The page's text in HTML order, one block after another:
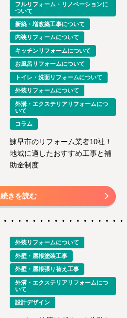
フルリフォーム・リノベーションに
ついて
新築・増改築工事について
内装リフォームについて
キッチンリフォームについて
お風呂リフォームについて
トイレ・洗面リフォームについて
外装リフォームについて
外溝・エクステリアリフォームにつ
いて
コラム
諫早市のリフォーム業者10社！
地域に適したおすすめ工事と補
助金制度
続きを読む
外装リフォームについて
外壁・屋根塗装工事
外壁・屋根張り替え工事
外溝・エクステリアリフォームにつ
いて
設計デザイン